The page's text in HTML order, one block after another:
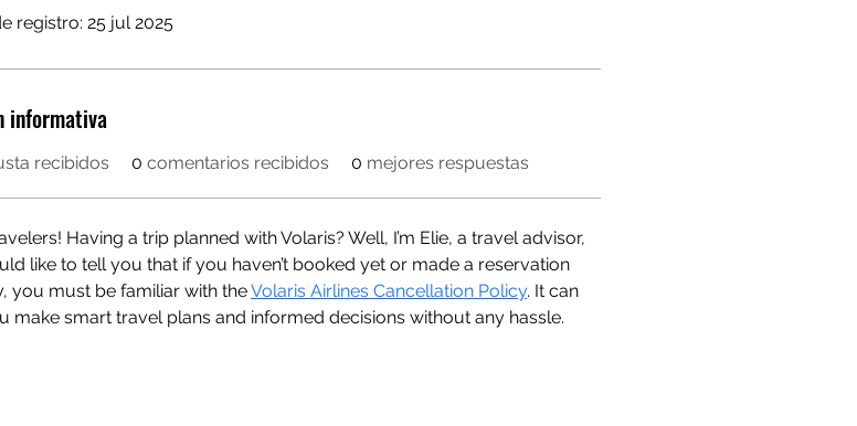
registro: 25 jul 2025
informativa
recibidos 0 comentarios recibidos 0 mejores respuestas
Having a trip planned with Volaris? Well, I’m Elie, a travel advisor,
like to tell you that if you haven’t booked yet or made a reservation
you must be familiar with the Volaris Airlines Cancellation Policy. It can
make smart travel plans and informed decisions without any hassle.